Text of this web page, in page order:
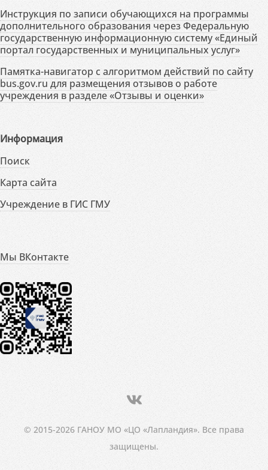
Инструкция по записи обучающихся на программы
дополнительного образования через Федеральную
государственную информационную систему «Единый
портал государственных и муниципальных услуг»
Памятка-навигатор с алгоритмом действий по сайту
bus.gov.ru для размещения отзывов о работе
учреждения в разделе «Отзывы и оценки»
Информация
Поиск
Карта сайта
Учреждение в ГИС ГМУ
Мы ВКонтакте
© 2015-2026 ГАНОУ МО «ЦО «Лапландия». Все права
защищены.